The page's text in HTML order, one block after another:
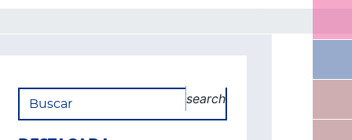
search